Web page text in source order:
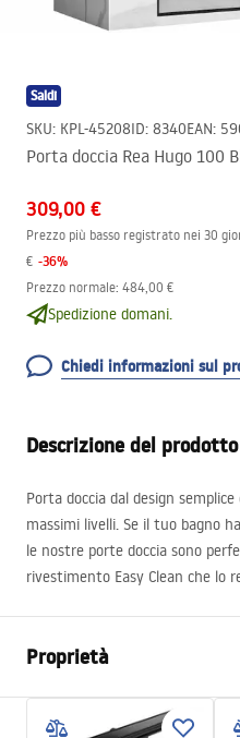
Saldi
SKU: KPL-45208ID: 8340EAN:
Porta doccia Rea Hugo 100
309,00 €
Prezzo più basso registrato nei 30
€ -36%
Prezzo normale: 484,00 €
Spedizione domani.
Chiedi informazioni sul
Descrizione del prodotto
Porta doccia dal design
massimi livelli. Se il tuo bagno
le nostre porte doccia sono
rivestimento Easy Clean che lo
Proprietà
Modo di apertura della porta